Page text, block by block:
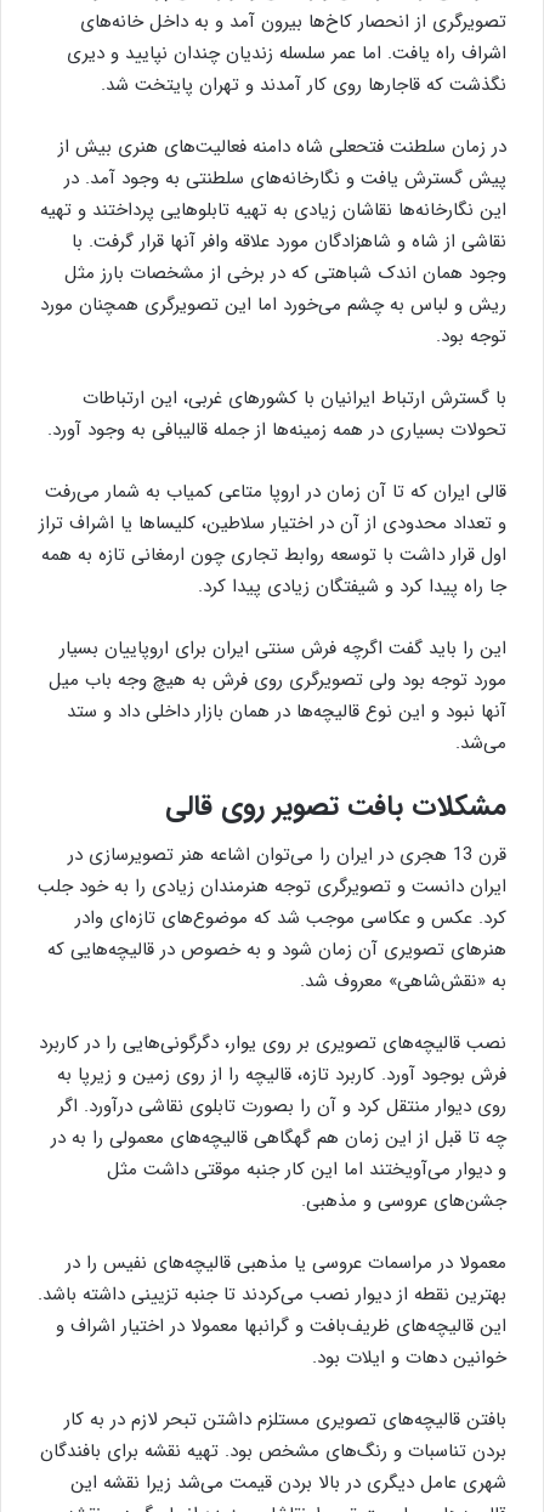
تصویرگری از انحصار کاخ‌ها بیرون آمد و به داخل خانه‌های
اشراف راه یافت. اما عمر سلسله زندیان چندان نپایید و دیری
نگذشت که قاجارها روی کار آمدند و تهران پایتخت شد.
در زمان سلطنت فتحعلی شاه دامنه فعالیت‌های هنری بیش از
پیش گسترش یافت و نگارخانه‌های سلطنتی به وجود آمد. در
این نگارخانه‌ها نقاشان زیادی به تهیه تابلوهایی پرداختند و تهیه
نقاشی از شاه و شاهزادگان مورد علاقه وافر آنها قرار گرفت. با
وجود همان اندک شباهتی که در برخی از مشخصات بارز مثل
ریش و لباس به چشم می‌خورد اما این تصویرگری همچنان مورد
توجه بود.
با گسترش ارتباط ایرانیان با کشورهای غربی، این ارتباطات
تحولات بسیاری در همه زمینه‌ها از جمله قالیبافی به وجود آورد.
قالی ایران که تا آن زمان در اروپا متاعی کمیاب به شمار می‌رفت
و تعداد محدودی از آن در اختیار سلاطین، کلیساها یا اشراف تراز
اول قرار داشت با توسعه روابط تجاری چون ارمغانی تازه به همه
جا راه پیدا کرد و شیفتگان زیادی پیدا کرد.
این را باید گفت اگرچه فرش سنتی ایران برای اروپاییان بسیار
مورد توجه بود ولی تصویرگری روی فرش به هیچ وجه باب میل
آنها نبود و این نوع قالیچه‌ها در همان بازار داخلی داد و ستد
می‌شد.
مشکلات بافت تصویر روی قالی
قرن 13 هجری در ایران را می‌توان اشاعه هنر تصویرسازی در
ایران دانست و تصویرگری توجه هنرمندان زیادی را به خود جلب
کرد. عکس و عکاسی موجب شد که موضوع‌های تازه‌ای وادر
هنرهای تصویری آن زمان شود و به خصوص در قالیچه‌هایی که
به «نقش‌شاهی» معروف شد.
نصب قالیچه‌های تصویری بر روی یوار، دگرگونی‌هایی را در کاربرد
فرش بوجود آورد. کاربرد تازه، قالیچه را از روی زمین و زیرپا به
روی دیوار منتقل کرد و آن را بصورت تابلوی نقاشی درآورد. اگر
چه تا قبل از این زمان هم گهگاهی قالیچه‌های معمولی را به در
و دیوار می‌آویختند اما این کار جنبه موقتی داشت مثل
جشن‌های عروسی و مذهبی.
معمولا در مراسمات عروسی یا مذهبی قالیچه‌های نفیس را در
بهترین نقطه از دیوار نصب می‌کردند تا جنبه تزیینی داشته باشد.
این قالیچه‌های ظریف‌بافت و گرانبها معمولا در اختیار اشراف و
خوانین دهات و ایلات بود.
بافتن قالیچه‌های تصویری مستلزم داشتن تبحر لازم در به کار
بردن تناسبات و رنگ‌های مشخص بود. تهیه نقشه برای بافندگان
شهری عامل دیگری در بالا بردن قیمت می‌شد زیرا نقشه این